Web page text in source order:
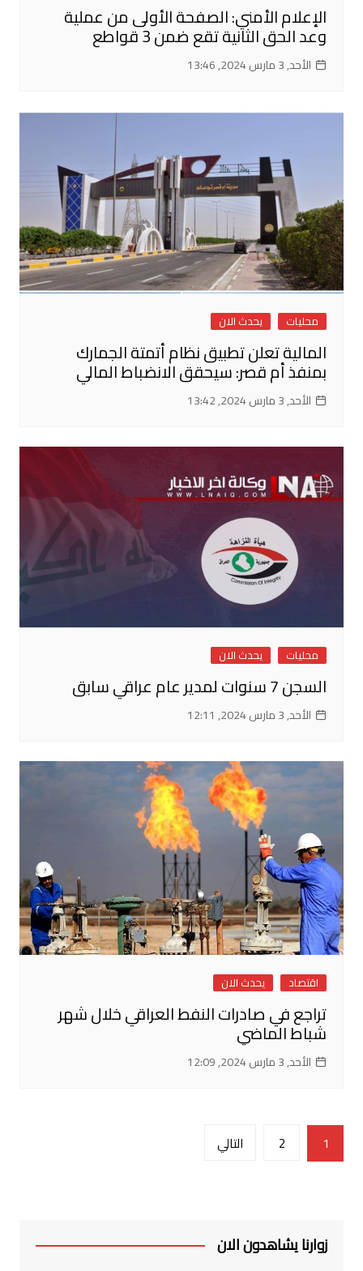
الإعلام الأمني: الصفحة الأولى من عملية
وعد الحق الثانية تقع ضمن 3 قواطع
الأحد, 3 مارس 2024, 13:46
محليات يحدث الان
المالية تعلن تطبيق نظام أتمتة الجمارك
بمنفذ أم قصر: سيحقق الانضباط المالي
الأحد, 3 مارس 2024, 13:42
محليات يحدث الان
السجن 7 سنوات لمدير عام عراقي سابق
الأحد, 3 مارس 2024, 12:11
اقتصاد يحدث الان
تراجع في صادرات النفط العراقي خلال شهر
شباط الماضي
الأحد, 3 مارس 2024, 12:09
تصفّح
المقالات
1
2 التالي
زوارنا يشاهدون الان